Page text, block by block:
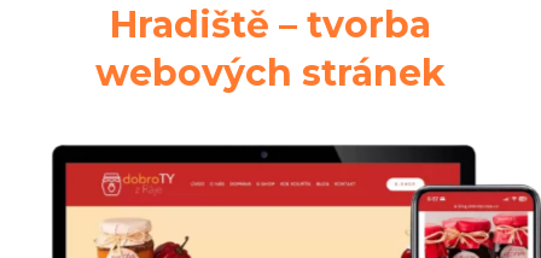
Hradiště – tvorba
webových stránek